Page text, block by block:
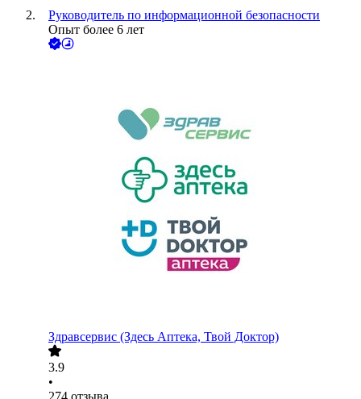
Руководитель по информационной безопасности
Опыт более 6 лет
Здравсервис (Здесь Аптека, Твой Доктор)
3.9
•